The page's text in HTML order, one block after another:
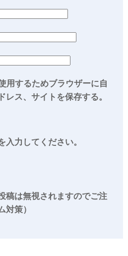
用するためブラウザーに自
レス、サイトを保存する。
入力してください。
稿は無視されますのでご注
対策）